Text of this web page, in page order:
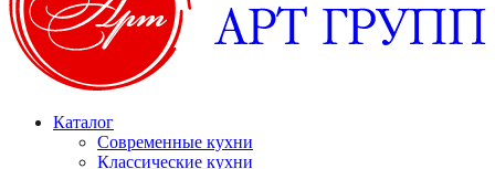
Каталог
Современные кухни
Классические кухни